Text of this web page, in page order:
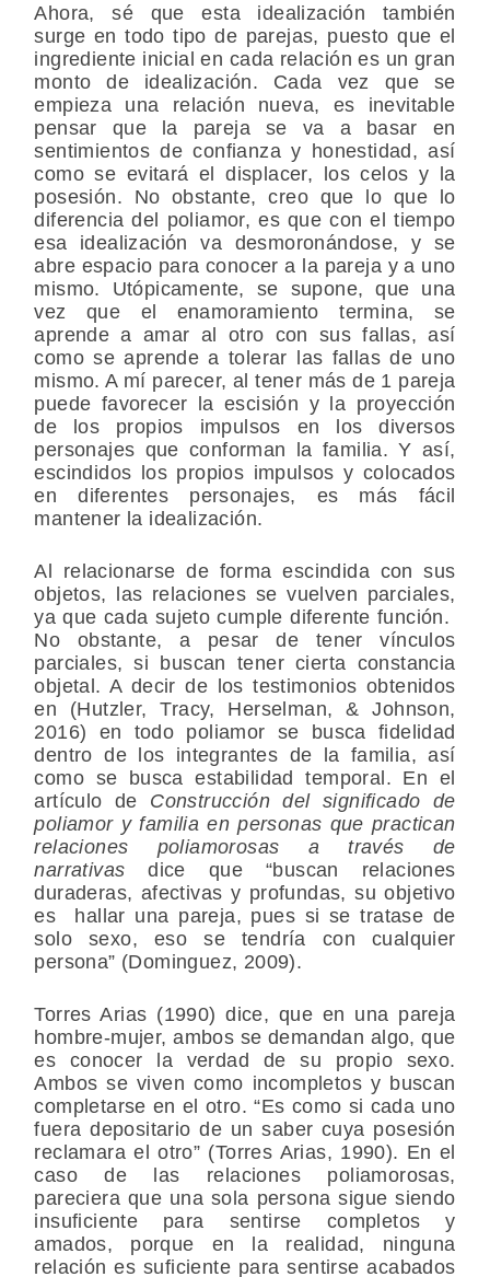
Ahora, sé que esta idealización también
surge en todo tipo de parejas, puesto que el
ingrediente inicial en cada relación es un gran
monto de idealización. Cada vez que se
empieza una relación nueva, es inevitable
pensar que la pareja se va a basar en
sentimientos de confianza y honestidad, así
como se evitará el displacer, los celos y la
posesión. No obstante, creo que lo que lo
diferencia del poliamor, es que con el tiempo
esa idealización va desmoronándose, y se
abre espacio para conocer a la pareja y a uno
mismo. Utópicamente, se supone, que una
vez que el enamoramiento termina, se
aprende a amar al otro con sus fallas, así
como se aprende a tolerar las fallas de uno
mismo. A mí parecer, al tener más de 1 pareja
puede favorecer la escisión y la proyección
de los propios impulsos en los diversos
personajes que conforman la familia. Y así,
escindidos los propios impulsos y colocados
en diferentes personajes, es más fácil
mantener la idealización.
Al relacionarse de forma escindida con sus
objetos, las relaciones se vuelven parciales,
ya que cada sujeto cumple diferente función.
No obstante, a pesar de tener vínculos
parciales, si buscan tener cierta constancia
objetal. A decir de los testimonios obtenidos
en (Hutzler, Tracy, Herselman, & Johnson,
2016) en todo poliamor se busca fidelidad
dentro de los integrantes de la familia, así
como se busca estabilidad temporal. En el
artículo de Construcción del significado de
poliamor y familia en personas que practican
relaciones poliamorosas a través de
narrativas
dice que “buscan relaciones
duraderas, afectivas y profundas, su objetivo
es hallar una pareja, pues si se tratase de
solo sexo, eso se tendría con cualquier
persona” (Dominguez, 2009).
Torres Arias (1990) dice, que en una pareja
hombre-mujer, ambos se demandan algo, que
es conocer la verdad de su propio sexo.
Ambos se viven como incompletos y buscan
completarse en el otro. “Es como si cada uno
fuera depositario de un saber cuya posesión
reclamara el otro” (Torres Arias, 1990). En el
caso de las relaciones poliamorosas,
pareciera que una sola persona sigue siendo
insuficiente para sentirse completos y
amados, porque en la realidad, ninguna
relación es suficiente para sentirse acabados